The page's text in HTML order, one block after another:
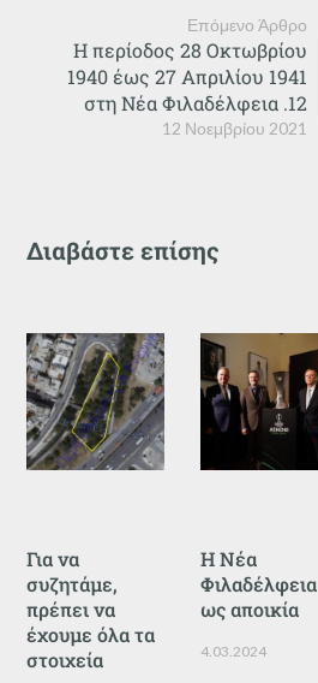
Επόμενο Άρθρο
12 Νοεμβρίου 2021
Η περίοδος 28 Οκτωβρίου
1940 έως 27 Απριλίου 1941
στη Νέα Φιλαδέλφεια .12
Διαβάστε επίσης
Για να
συζητάμε,
πρέπει να
έχουμε όλα τα
στοιχεία
Η Νέα
Φιλαδέλφεια
ως αποικία
4.03.2024